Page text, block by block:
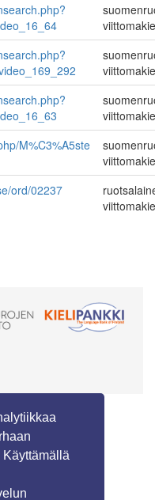
M%C3%A5ste
ord/02237